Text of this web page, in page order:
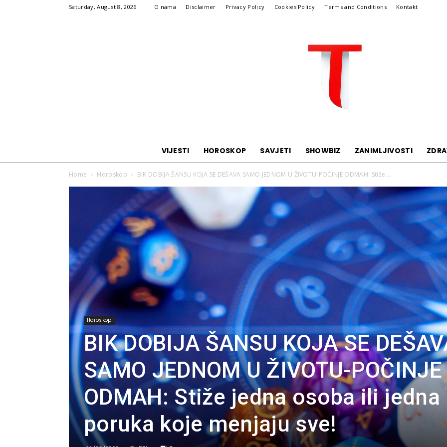
Saturday, August 8, 2026 O nama Disclaimer Privacy Policy Cookies Policy Terms and Conditions Kontakt
Telegraf
Portal
VIJESTI HOROSKOP SAVJETI SHOWBIZ ZANIMLJIVOSTI
Home Horoskop BIK DOBIJA ŠANSU KOJA SE DEŠAVA SAMO JEDNOM U ŽIVOTU-POČINJE ODMAH: Stiže...
Horoskop
BIK DOBIJA ŠANSU KOJA SE
SAMO JEDNOM U ŽIVOTU-POČINJE
ODMAH: Stiže jedna osoba ili jedna
poruka koje menjaju sve!